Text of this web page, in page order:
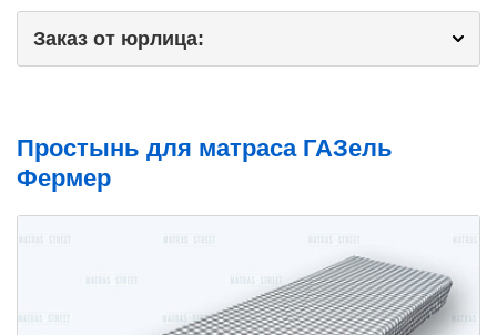
Заказ от юрлица:
Простынь для матраса ГАЗель
Фермер